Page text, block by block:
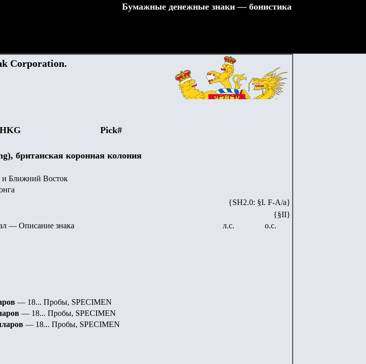
Бумажные денежные знаки — бонистика
Corporation.
HKG Pick#
британская коронная колония
и Ближний Восток
{SH2.0: §I. F-А/а}
{§II}
— Описание знака л.с. о.с.
— 18... Пробы, SPECIMEN
— 18... Пробы, SPECIMEN
— 18... Пробы, SPECIMEN